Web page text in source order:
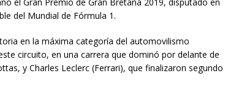
del Mundial de Fórmula 1.
en la máxima categoría del automovilismo
circuito, en una carrera que dominó por delante de
y Charles Leclerc (Ferrari), que finalizaron segundo